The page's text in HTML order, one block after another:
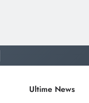
Ultime News